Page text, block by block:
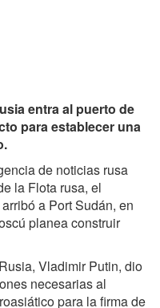
entra al puerto de
para establecer una
de noticias rusa
la Flota rusa, el
a Port Sudán, en
planea construir
Vladimir Putin, dio
necesarias al
para la firma de